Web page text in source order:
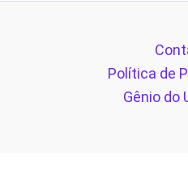
Política de
Gênio do